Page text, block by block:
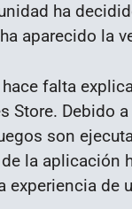
ha
aparecido la
falta
Store. Debido
son
la aplicación
experiencia de